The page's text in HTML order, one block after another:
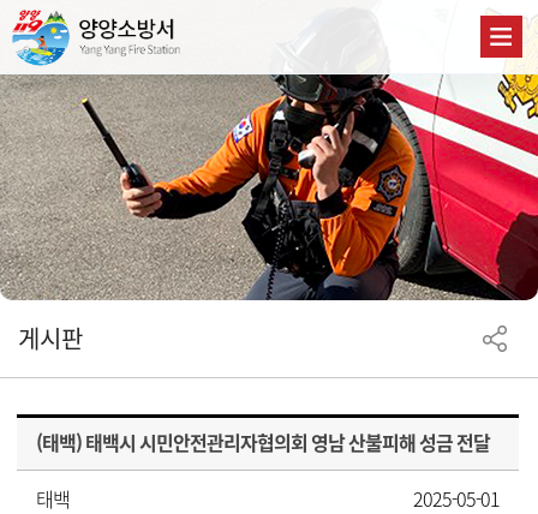
게시판
(태백) 태백시 시민안전관리자협의회 영남 산불피해 성금 전달
태백
2025-05-01